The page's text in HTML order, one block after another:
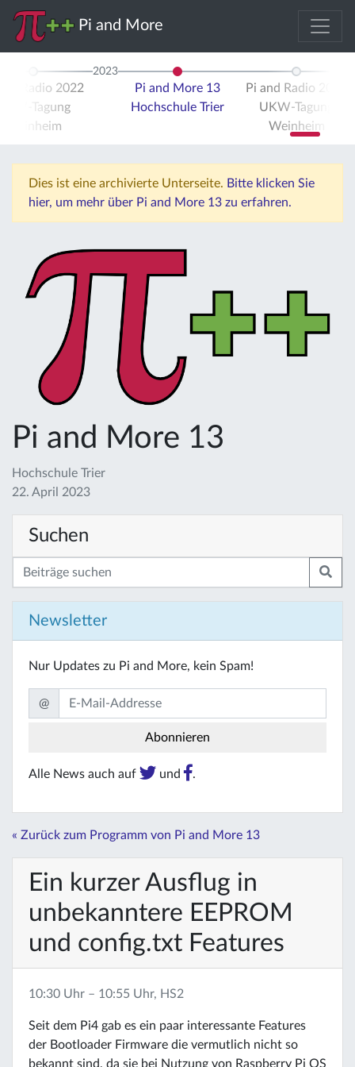
Pi and More
Radio 2022
Tagung
Weinheim
2023
Pi and More 13
Hochschule Trier
Pi and Radio 2023
UKW-Tagung
Weinheim
Dies ist eine archivierte Unterseite. Bitte klicken Sie
hier, um mehr über Pi and More 13 zu erfahren.
Pi and More 13
Hochschule Trier
22. April 2023
Suchen
Newsletter
Nur Updates zu Pi and More, kein Spam!
@
Alle News auch auf und .
« Zurück zum Programm von Pi and More 13
Ein kurzer Ausflug in
unbekanntere EEPROM
und config.txt Features
10:30 Uhr – 10:55 Uhr, HS2
Seit dem Pi4 gab es ein paar interessante Features
der Bootloader Firmware die vermutlich nicht so
bekannt sind, da sie bei Nutzung von Raspberry Pi OS